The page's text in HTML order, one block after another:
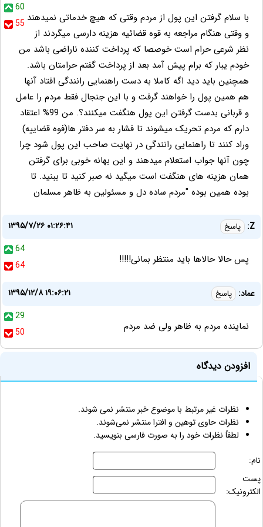
60
55 با سلام گرفتن این پول از مردم وقتی که هیچ خدماتی نمیدهند
و وقتی هنگام مراجعه به قوه قضائیه هزینه دارسی میگردند از
نظر شرعی حرام است خوصصا که پرداخت کننده ناراضی باشد من
خودم یبار که برام پیش آمد بعد از پرداخت گفتم حرامتان باشد.
همچنین باید دید اگه کاملا به دست راهنمایی رانندگی افتاد آنها
هم همین پول را خواهند گرفت و با این جنجال فقط مردم را عامل
و قربانی بدست گرفتن این پول هنگفت میکنند؟. من 99% اعتقاد
دارم که مردم تحریک میشوند تا فشار به سر دفتر ها(فوه قضاییه)
وراد کنند تا راهنمایی رانندگی در نهایت صاحب این پول شود چرا
چون آنها جواب استعلام میدهند و این بهانه خوبی برای گرفتن
همان هزینه های هنگفت است میگید نه صبر کنید تا ببنید. تا
بوده همین بوده "مردم ساده دل و مسئولین به ظاهر مسلمان
Z: پاسخ
۱۳۹۵/۷/۲۶ ۰۱:۲۶:۴۱
64
64
پس حالا حالاها باید منتظر بمانی!!!!!
عماد: پاسخ
۱۳۹۵/۱۲/۸ ۱۹:۰۶:۲۱
29
50
نماینده مردم به ظاهر ولی ضد مردم
افزودن دیدگاه
نظرات غیر مرتبط با موضوع خبر منتشر نمی شوند.
نظرات حاوی توهین و افترا منتشر نمی‌شوند.
لطفاً نظرات خود را به صورت فارسی بنویسید.
نام:
پست
الکترونیک: